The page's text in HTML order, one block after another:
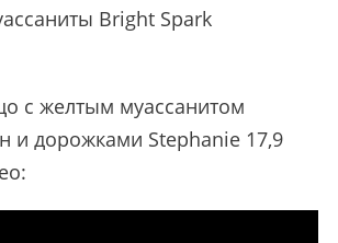
Bright Spark
с желтым муассанитом
и дорожками Stephanie 17,9